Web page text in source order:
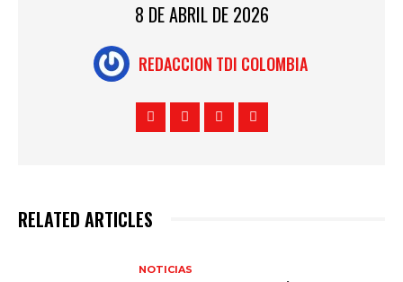
8 DE ABRIL DE 2026
REDACCION TDI COLOMBIA
RELATED ARTICLES
NOTICIAS